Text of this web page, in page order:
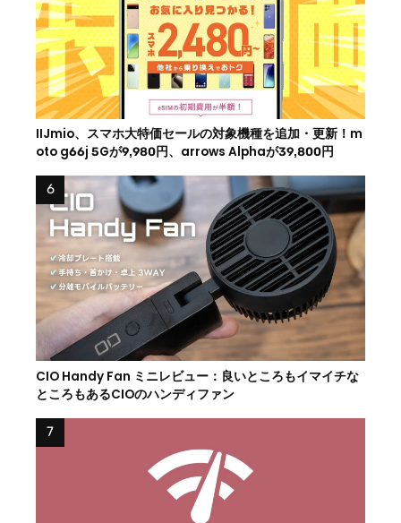
IIJmio、スマホ大特価セールの対象機種を追加・更新！m
oto g66j 5Gが9,980円、arrows Alphaが39,800円
CIO Handy Fan ミニレビュー：良いところもイマイチな
ところもあるCIOのハンディファン